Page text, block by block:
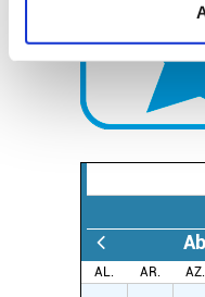
Identify your
specific
Find out more about
and set your
prozesatzen ditugu,
pertsonalizatuak
neurtzeko, jendeari
produktuak garatzeko.
AL. AR. AZ.